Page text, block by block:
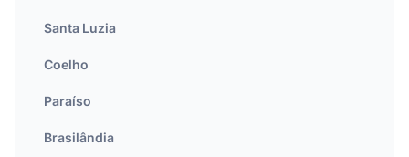
Santa Luzia
Coelho
Paraíso
Brasilândia